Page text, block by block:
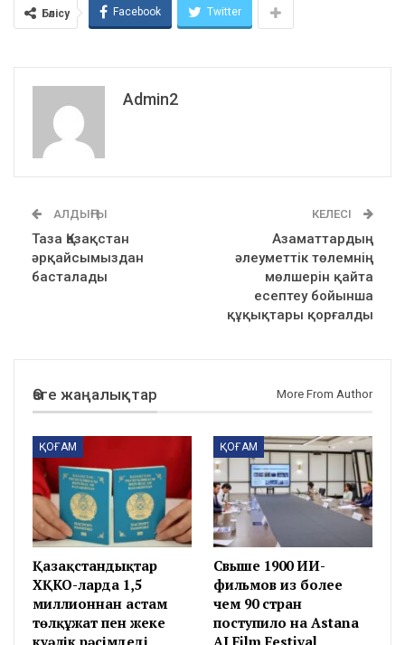
Бөлісу Facebook Twitter
Admin2
АЛДЫҢҒЫ
Таза Қазақстан
әрқайсымыздан
басталады
КЕЛЕСІ
Азаматтардың
әлеуметтік төлемнің
мөлшерін қайта
есептеу бойынша
құқықтары қорғалды
Өзге жаңалықтар More From Author
ҚОҒАМ
Қазақстандықтар
ХҚКО-ларда 1,5
миллионнан астам
төлқұжат пен жеке
куәлік рәсімдеді
ҚОҒАМ
Свыше 1900 ИИ-
фильмов из более
чем 90 стран
поступило на Astana
AI Film Festival